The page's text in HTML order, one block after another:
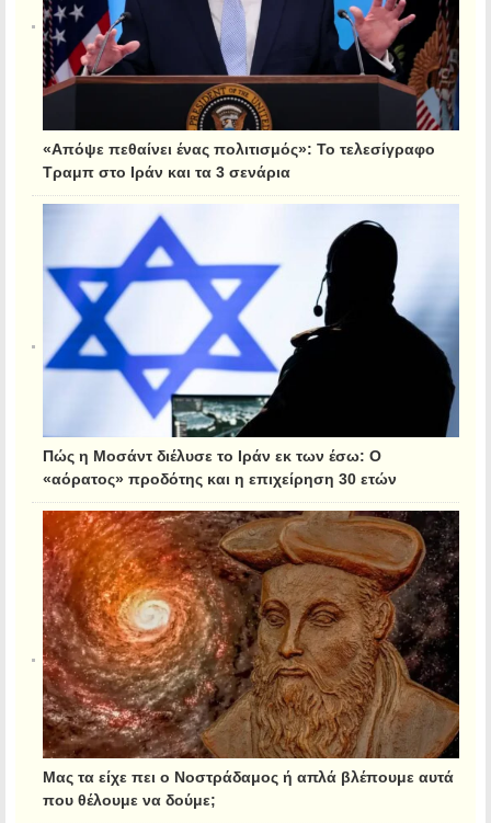
«Απόψε πεθαίνει ένας πολιτισμός»: Το τελεσίγραφο
Τραμπ στο Ιράν και τα 3 σενάρια
Πώς η Μοσάντ διέλυσε το Ιράν εκ των έσω: Ο
«αόρατος» προδότης και η επιχείρηση 30 ετών
Μας τα είχε πει ο Νοστράδαμος ή απλά βλέπουμε αυτά
που θέλουμε να δούμε;